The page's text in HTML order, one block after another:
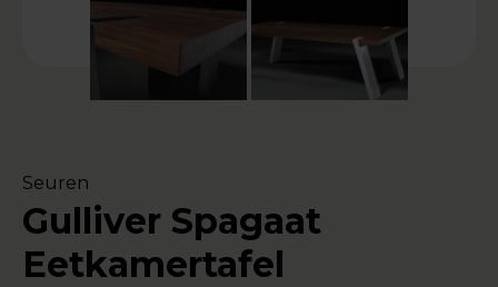
Seuren
Gulliver Spagaat
Eetkamertafel